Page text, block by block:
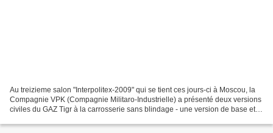
Au treizieme salon "Interpolitex-2009" qui se tient ces jours-ci à Moscou, la
Compagnie VPK (Compagnie Militaro-Industrielle) a présenté deux versions
civiles du GAZ Tigr à la carrosserie sans blindage - une version de base et